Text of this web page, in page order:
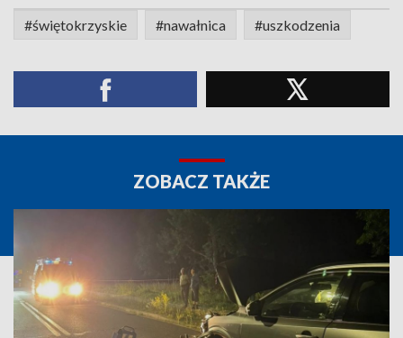
#świętokrzyskie #nawałnica #uszkodzenia
ZOBACZ TAKŻE